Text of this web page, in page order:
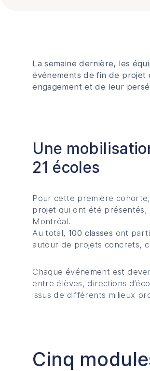
La semaine dernière, les
événements de fin de projet
engagement et de leur
Une
21 écoles
Pour cette première
projet qui ont été présentés,
Montréal.
Au total, 100 classes ont
autour de projets concrets,
Chaque événement est
entre élèves, directions
issus de différents milieux
Cinq